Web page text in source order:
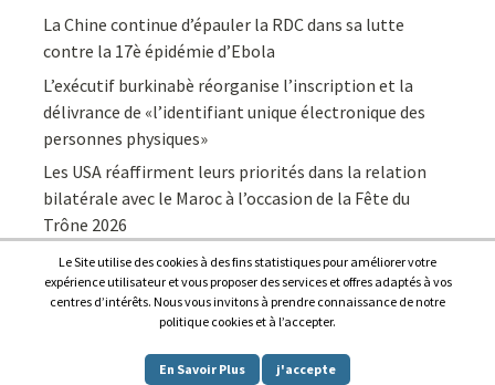
La Chine continue d’épauler la RDC dans sa lutte
contre la 17è épidémie d’Ebola
L’exécutif burkinabè réorganise l’inscription et la
délivrance de «l’identifiant unique électronique des
personnes physiques»
Les USA réaffirment leurs priorités dans la relation
bilatérale avec le Maroc à l’occasion de la Fête du
Trône 2026
Afrique7, l’info du continent en continu
Proudly powered by WordPress.| Theme: Awaken by
Le Site utilise des cookies à des fins statistiques pour améliorer votre
expérience utilisateur et vous proposer des services et offres adaptés à vos
centres d’intérêts. Nous vous invitons à prendre connaissance de notre
politique cookies et à l’accepter.
En Savoir Plus j'accepte